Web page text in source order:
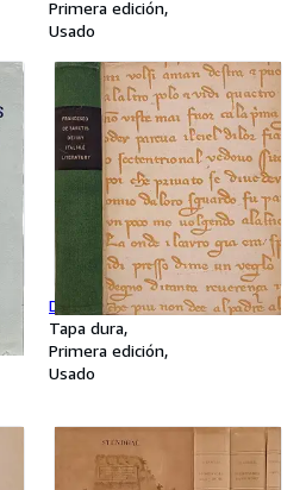
Primera edición
Usado
Dejiny Italske Literatury
Tapa dura
Primera edición
Usado